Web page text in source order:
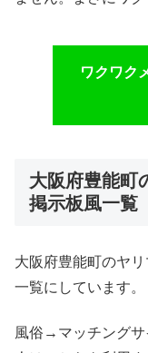
ワクワク
大阪府豊能
掲示板風一覧
大阪府豊能町のヤ
一覧にしています。
風俗→マッチングサ